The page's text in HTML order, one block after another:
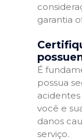
garantia
É
possua
você e
danos
serviço.